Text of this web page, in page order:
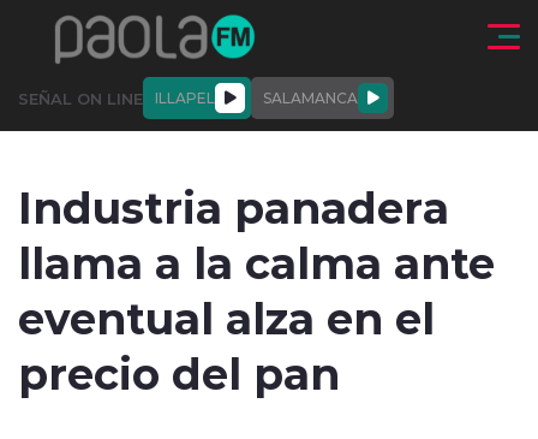
Click acá para ir directamente al contenido
SEÑAL ON LINE ILLAPEL SALAMANCA
ACTUALIDAD
modo claro
Industria panadera
llama a la calma ante
eventual alza en el
precio del pan